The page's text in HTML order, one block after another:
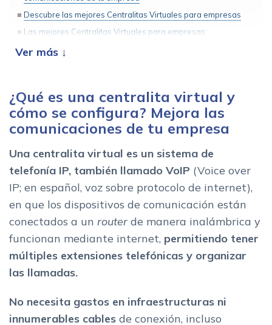
Descubre las mejores Centralitas Virtuales para empresas
Las mejores Centralitas Virtuales para empresas:
CallHippo
Aplicaciones de las centralitas virtuales
Funcionalidades de las mejores centralitas virtuales para
gestion de llamadas de empresa
Redireccion inteligente de llamadas
Respuestas automatizadas
Buzon de voz avanzado
Horarios personalizados
Integracion con CRM y datos de clientes
Estadisticas y analisis de llamadas
Menus Interactivos de Voz (IVR)
Beneficios de utilizar un software de centralita virtual para
¿Qué es una centralita virtual y
cómo se configura? Mejora las
comunicaciones de tu empresa
Una centralita virtual es un sistema de
telefonía IP, también llamado VoIP (Voice over
IP; en español, voz sobre protocolo de internet),
en que los dispositivos de comunicación están
conectados a un router de manera inalámbrica y
funcionan mediante internet, permitiendo tener
múltiples extensiones telefónicas y organizar
las llamadas.
No necesita gastos en infraestructuras ni
innumerables cables de conexión, incluso